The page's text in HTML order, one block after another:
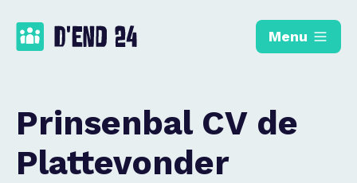
Menu
Prinsenbal CV de
Plattevonder